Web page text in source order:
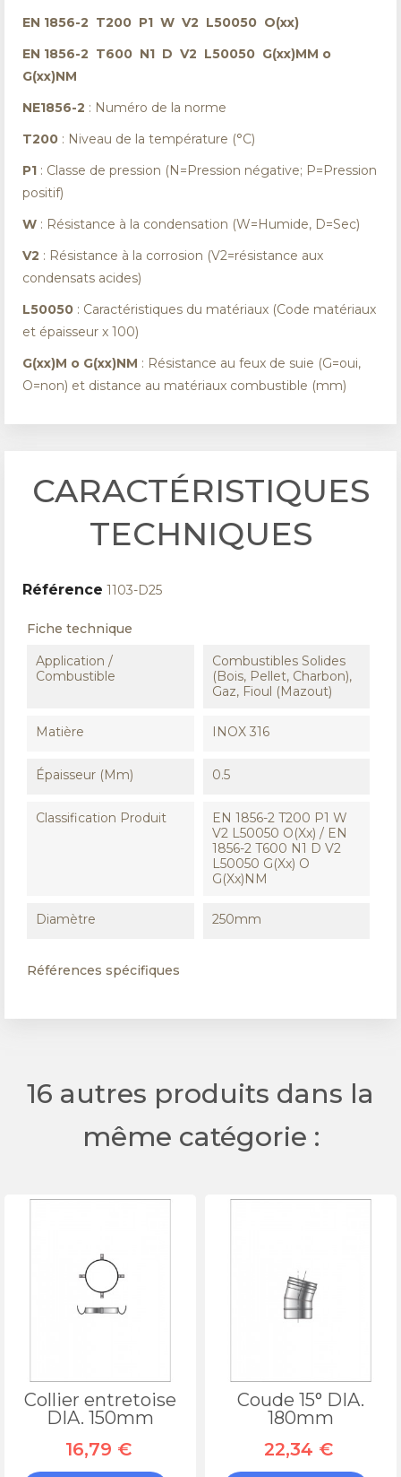
EN 1856-2 T200 P1 W V2 L50050 O(xx)
EN 1856-2 T600 N1 D V2 L50050 G(xx)MM o
G(xx)NM
NE1856-2 : Numéro de la norme
T200 : Niveau de la température (°C)
P1 : Classe de pression (N=Pression négative; P=Pression
positif)
W : Résistance à la condensation (W=Humide, D=Sec)
V2 : Résistance à la corrosion (V2=résistance aux
condensats acides)
L50050 : Caractéristiques du matériaux (Code matériaux
et épaisseur x 100)
G(xx)M o G(xx)NM : Résistance au feux de suie (G=oui,
O=non) et distance au matériaux combustible (mm)
CARACTÉRISTIQUES
TECHNIQUES
Référence 1103-D25
Fiche technique
Application /
Combustible
Combustibles Solides
(Bois, Pellet, Charbon),
Gaz, Fioul (Mazout)
Matière INOX 316
Épaisseur (mm) 0.5
Classification Produit
EN 1856-2 T200 P1 W
V2 L50050 O(xx) / EN
1856-2 T600 N1 D V2
L50050 G(xx) O
G(xx)NM
Diamètre 250mm
Références spécifiques
16 autres produits dans la
même catégorie :
Collier entretoise
DIA. 150mm
16,79 €
Coude 15° DIA.
180mm
22,34 €